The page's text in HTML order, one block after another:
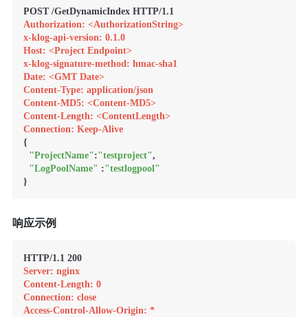
POST /GetDynamicIndex HTTP/1.1
Authorization: <AuthorizationString>
x-klog-api-version: 0.1.0
Host: <Project Endpoint>
x-klog-signature-method: hmac-sha1
Date: <GMT Date>
Content-Type: application/json
Content-MD5: <Content-MD5>
Content-Length: <ContentLength>
Connection: Keep-Alive
{
"ProjectName":"testproject",
"LogPoolName" :"testlogpool"
响应示例
HTTP/1.1 200
Server: nginx
Content-Length: 0
Connection: close
Access-Control-Allow-Origin: *